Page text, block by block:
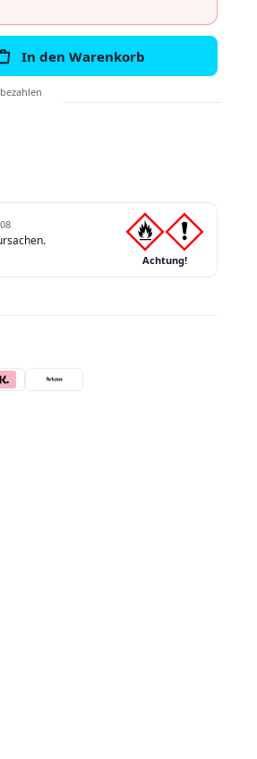
gewünschten Wert
In den Warenkorb
Achtung!